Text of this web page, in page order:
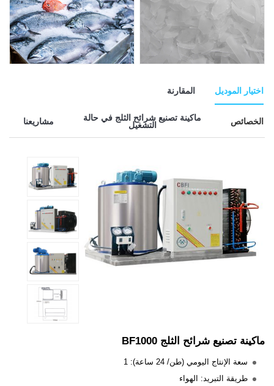
اختيار الموديل المقارنة
الخصائص ماكينة تصنيع شرائح الثلج في حالة
التشغيل مشاريعنا
ماكينة تصنيع شرائح الثلج BF1000
سعة الإنتاج اليومي (طن/ 24 ساعة): 1
طريقة التبريد: الهواء